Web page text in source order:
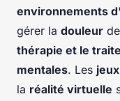
environnements
gérer la douleur
thérapie et le
mentales. Les
la réalité virtuelle